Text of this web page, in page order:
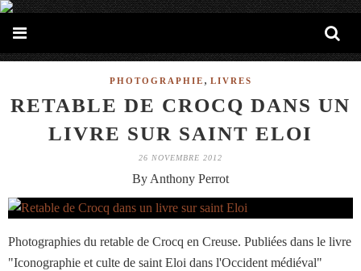
PHOTOGRAPHIE , LIVRES
RETABLE DE CROCQ DANS UN
LIVRE SUR SAINT ELOI
26 NOVEMBRE 2012
By Anthony Perrot
Photographies du retable de Crocq en Creuse. Publiées dans le livre
"Iconographie et culte de saint Eloi dans l'Occident médiéval"